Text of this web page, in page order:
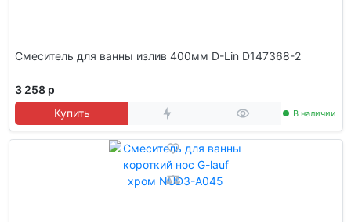
Смеситель для ванны излив 400мм D-Lin D147368-2
3 258 р
Купить
В наличии